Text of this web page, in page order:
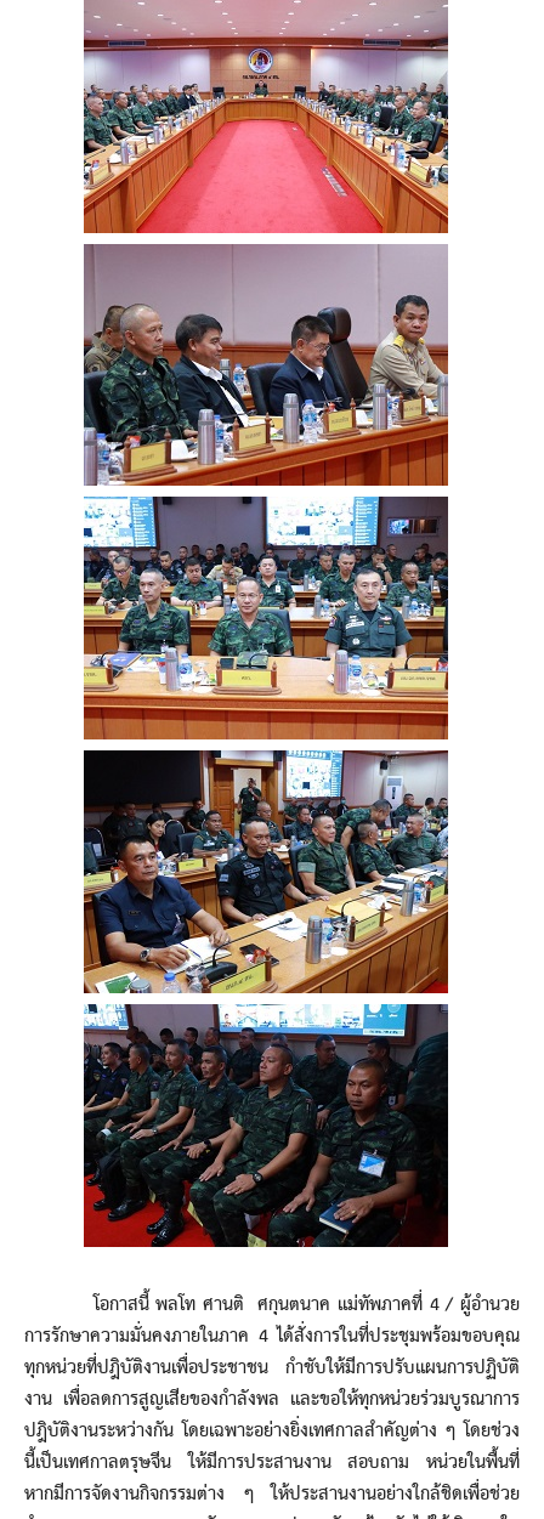
โอกาสนี้ พลโท ศานติ ศกุนตนาค แม่ทัพภาคที่ 4 / ผู้อำนวย
การรักษาความมั่นคงภายในภาค 4 ได้สั่งการในที่ประชุมพร้อมขอบคุณ
ทุกหน่วยที่ปฎิบัติงานเพื่อประชาชน กำชับให้มีการปรับแผนการปฏิบัติ
งาน เพื่อลดการสูญเสียของกำลังพล และขอให้ทุกหน่วยร่วมบูรณาการ
ปฎิบัติงานระหว่างกัน โดยเฉพาะอย่างยิ่งเทศกาลสำคัญต่าง ๆ โดยช่วง
นี้เป็นเทศกาลตรุษจีน ให้มีการประสานงาน สอบถาม หน่วยในพื้นที่
หากมีการจัดงานกิจกรรมต่าง ๆ ให้ประสานงานอย่างใกล้ชิดเพื่อช่วย